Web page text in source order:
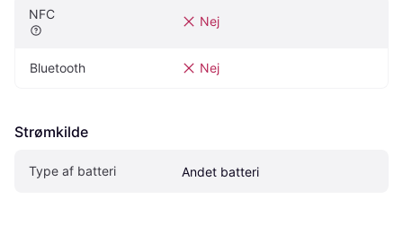
NFC Nej
Bluetooth Nej
Strømkilde
Type af batteri Andet batteri